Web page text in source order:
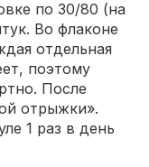
по 30/80 (на
Во флаконе
отдельная
поэтому
После
отрыжки».
1 раз в день